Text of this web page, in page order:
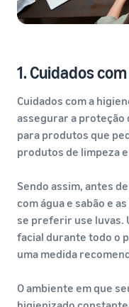
1. Cuidados
Cuidados com a
assegurar a proteção
para produtos que
produtos de limpeza
Sendo assim, antes
com água e sabão e
se preferir use luvas.
facial durante todo o
uma medida
O ambiente em que